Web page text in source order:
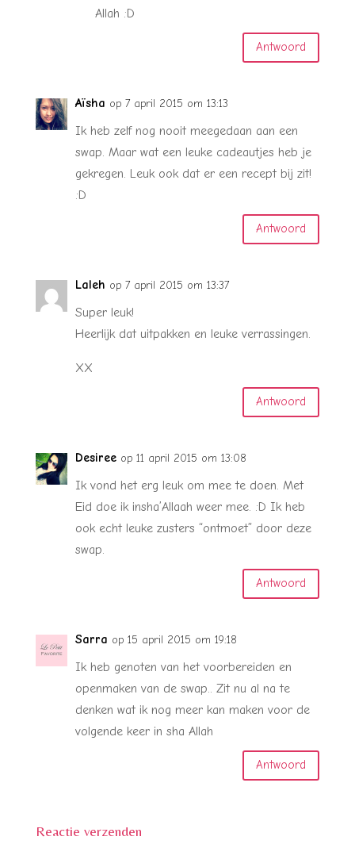
Allah :D
Antwoord
Aïsha op 7 april 2015 om 13:13
Ik heb zelf nog nooit meegedaan aan een
swap. Maar wat een leuke cadeautjes heb je
gekregen. Leuk ook dat er een recept bij zit!
:D
Antwoord
Laleh op 7 april 2015 om 13:37
Super leuk!
Heerlijk dat uitpakken en leuke verrassingen.
XX
Antwoord
Desiree op 11 april 2015 om 13:08
Ik vond het erg leuk om mee te doen. Met
Eid doe ik insha’Allaah weer mee. :D Ik heb
ook echt leuke zusters “ontmoet” door deze
swap.
Antwoord
Sarra op 15 april 2015 om 19:18
Ik heb genoten van het voorbereiden en
openmaken van de swap.. Zit nu al na te
denken wat ik nog meer kan maken voor de
volgende keer in sha Allah
Antwoord
Reactie verzenden